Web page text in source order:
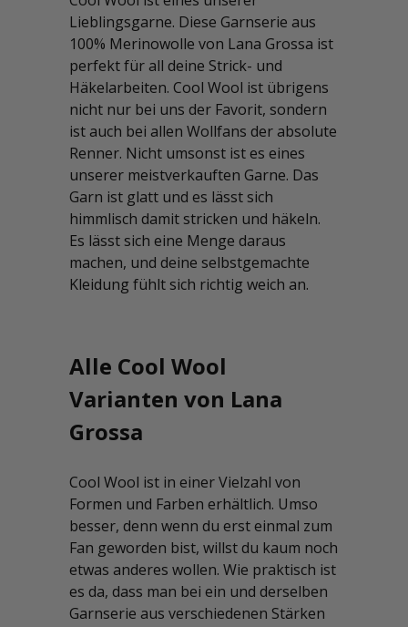
Lieblingsgarne. Diese Garnserie aus
100% Merinowolle von Lana Grossa ist
perfekt für all deine Strick- und
Häkelarbeiten. Cool Wool ist übrigens
nicht nur bei uns der Favorit, sondern
ist auch bei allen Wollfans der absolute
Renner. Nicht umsonst ist es eines
unserer meistverkauften Garne. Das
Garn ist glatt und es lässt sich
himmlisch damit stricken und häkeln.
Es lässt sich eine Menge daraus
machen, und deine selbstgemachte
Kleidung fühlt sich richtig weich an.
Alle Cool Wool
Varianten von Lana
Grossa
Cool Wool ist in einer Vielzahl von
Formen und Farben erhältlich. Umso
besser, denn wenn du erst einmal zum
Fan geworden bist, willst du kaum noch
etwas anderes wollen. Wie praktisch ist
es da, dass man bei ein und derselben
Garnserie aus verschiedenen Stärken